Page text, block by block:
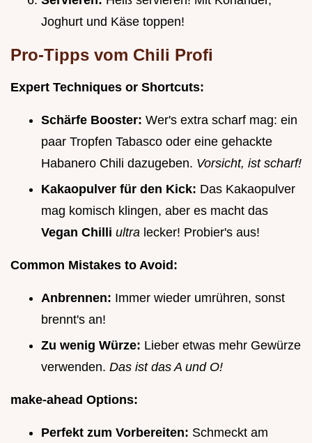
Joghurt und Käse toppen!
Pro-Tipps vom Chili Profi
Expert Techniques or Shortcuts:
Schärfe Booster: Wer's extra scharf mag: ein
paar Tropfen Tabasco oder eine gehackte
Habanero Chili dazugeben. Vorsicht, ist scharf!
Kakaopulver für den Kick: Das Kakaopulver
mag komisch klingen, aber es macht das
Vegan Chilli ultra lecker! Probier's aus!
Common Mistakes to Avoid:
Anbrennen: Immer wieder umrühren, sonst
brennt's an!
Zu wenig Würze: Lieber etwas mehr Gewürze
verwenden. Das ist das A und O!
make-ahead Options:
Perfekt zum Vorbereiten: Schmeckt am